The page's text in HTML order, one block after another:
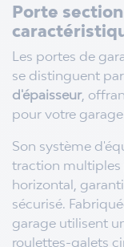
Porte
Les portes de
se distinguent
d'épaisseur,
pour votre
Son système
traction multiples
horizontal,
sécurisé.
garage utilisent
roulettes-galets